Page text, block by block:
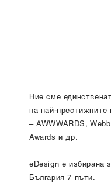
Ние сме
на най-престижните
– AWWWARDS,
Awards и др.
eDesign е избирана
България 7 пъти.